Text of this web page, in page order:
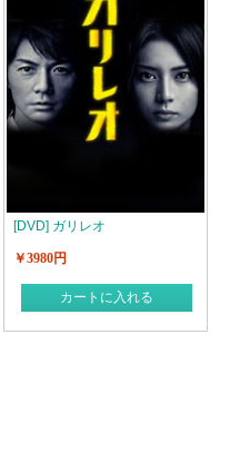
[DVD] ガリレオ
￥3980円
カートに入れる